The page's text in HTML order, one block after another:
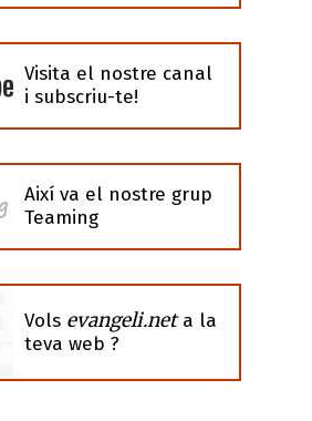
Visita el nostre canal
i subscriu-te!
Així va el nostre grup
Teaming
Vols evangeli.neta la
teva web ?